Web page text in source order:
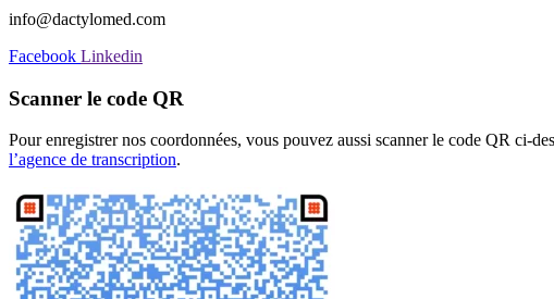
info@dactylomed.com
Facebook Linkedin
Scanner le code QR
Pour enregistrer nos coordonnées, vous pouvez aussi scanner le code QR ci-
l’agence de transcription.